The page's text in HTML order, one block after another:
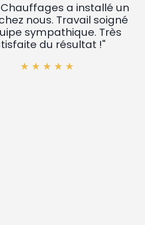
a installé un
nous. Travail soigné
sympathique. Très
du résultat !"